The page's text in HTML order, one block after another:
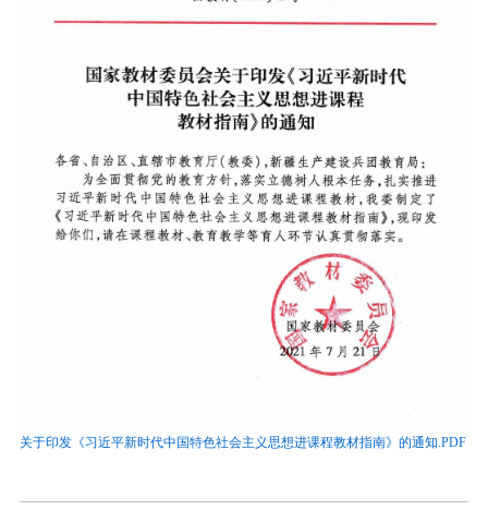
关于印发《习近平新时代中国特色社会主义思想进课程教材指南》的通知.PDF